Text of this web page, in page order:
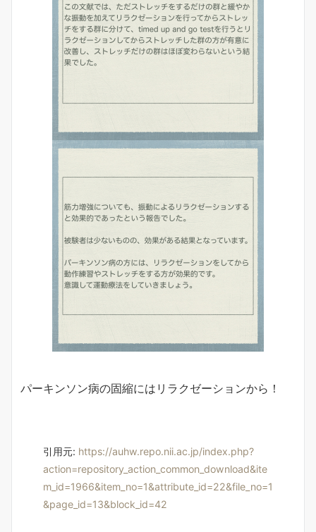
パーキンソン病の固縮にはリラクゼーションから！
引用元: https://auhw.repo.nii.ac.jp/index.php?
action=repository_action_common_download&ite
m_id=1966&item_no=1&attribute_id=22&file_no=1
&page_id=13&block_id=42